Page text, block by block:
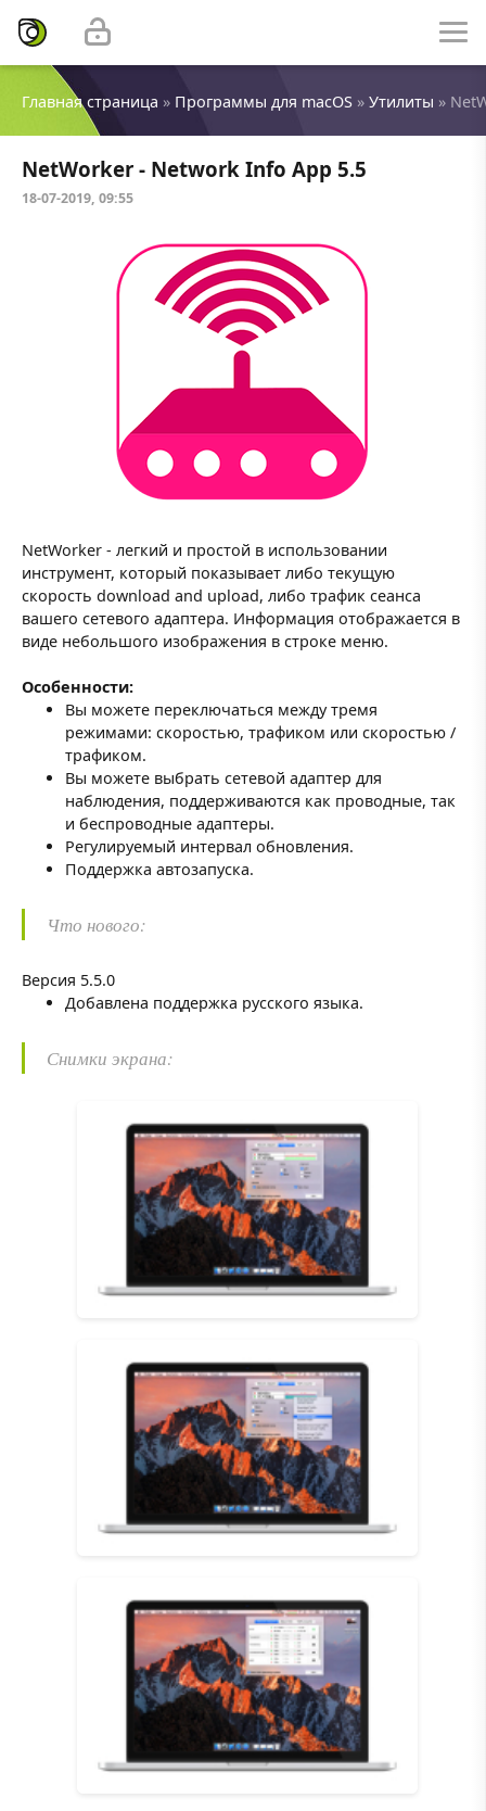
Главная страница » Программы для macOS » Утилиты »
NetWorker - Network Info App 5.5
18-07-2019, 09:55
NetWorker - легкий и простой в использовании
инструмент, который показывает либо текущую
скорость download and upload, либо трафик сеанса
вашего сетевого адаптера. Информация отображается в
виде небольшого изображения в строке меню.
Особенности:
Вы можете переключаться между тремя
режимами: скоростью, трафиком или скоростью /
трафиком.
Вы можете выбрать сетевой адаптер для
наблюдения, поддерживаются как проводные, так
и беспроводные адаптеры.
Регулируемый интервал обновления.
Поддержка автозапуска.
Что нового:
Версия 5.5.0
Добавлена поддержка русского языка.
Снимки экрана: